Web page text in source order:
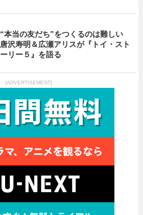
“本当の友だち”をつくるのは難しい
唐沢寿明＆広瀬アリスが『トイ・スト
ーリー５』を語る
[ADVERTISEMENT]